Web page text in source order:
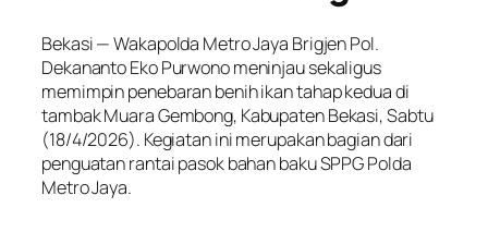
Bekasi — Wakapolda Metro Jaya Brigjen Pol.
Dekananto Eko Purwono meninjau sekaligus
memimpin penebaran benih ikan tahap kedua di
tambak Muara Gembong, Kabupaten Bekasi, Sabtu
(18/4/2026). Kegiatan ini merupakan bagian dari
penguatan rantai pasok bahan baku SPPG Polda
Metro Jaya.